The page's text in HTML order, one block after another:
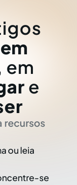
em
e
recursos
ou leia
se